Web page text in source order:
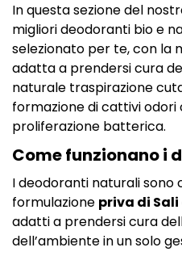
In questa sezione del
migliori deodoranti bio e
selezionato per te, con la
adatta a prendersi cura
naturale traspirazione
formazione di cattivi odori
proliferazione batterica.
Come funzionano i
I deodoranti naturali sono
formulazione priva di
adatti a prendersi cura
dell’ambiente in un solo